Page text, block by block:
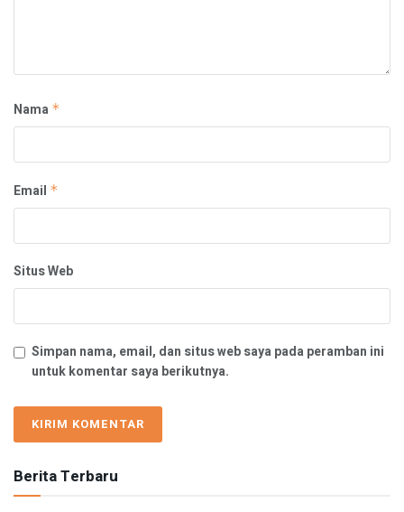
Nama *
Email *
Situs Web
Simpan nama, email, dan situs web saya pada peramban ini
untuk komentar saya berikutnya.
Berita Terbaru